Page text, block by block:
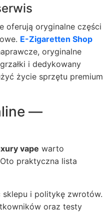
oferują oryginalne części
E-Zigaretten Shop
oryginalne
i dedykowany
życie sprzętu premium
—
vape warto
praktyczna lista
i politykę zwrotów.
oraz testy